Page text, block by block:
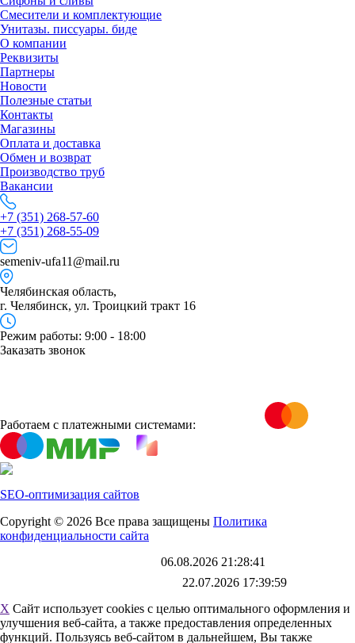
Смесители и комплектующие
Унитазы. писсуары. биде
О компании
Реквизиты
Партнеры
Новости
Полезные статьи
Контакты
Магазины
Оплата и доставка
Обмен и возврат
Производство труб
Вакансии
+7 (351) 268-57-60
+7 (351) 268-55-09
semeniv-ufa11@mail.ru
Челябинская область,
г. Челябинск, ул. Троицкий тракт 16
Режим работы: 9:00 - 18:00
Заказать звонок
Работаем с платежными системами:
SEO-оптимизация сайтов
Copyright © 2026 Все права защищены Политика
конфиденциальности сайта
06.08.2026 21:28:41
22.07.2026 17:39:59
X Сайт использует cookies с целью оптимального оформления и
улучшения веб-сайта, а также предоставления определенных
функций. Пользуясь веб-сайтом в дальнейшем, Вы также